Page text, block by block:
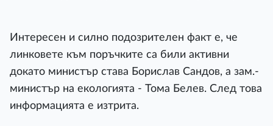
Интересен и силно подозрителен факт е, че
линковете към поръчките са били активни
докато министър става Борислав Сандов, а зам.-
министър на екологията - Тома Белев. След това
информацията е изтрита.